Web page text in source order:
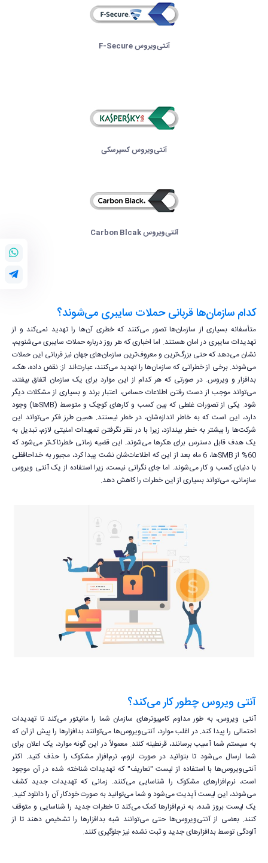
آنتی‌ویروس F-Secure
آنتی‌ویروس کسپرسکی
آنتی‌ویروس Carbon Blcak
کدام سازمان‌ها قربانی حملات سایبری می‌شوند؟
متأسفانه بسیاری از سازمان‌ها تصور می‌کنند که خطری آن‌ها را تهدید نمی‌کند و از
تهدیدات سایبری در امان هستند. اما اخباری که هر روز درباره حملات سایبری می‌شنویم،
نشان می‌دهد که حتی بزرگ‌ترین و معروف‌ترین سازمان‌های جهان نیز قربانی این حملات
می‌شوند. برخی از خطراتی که سازمان‌ها را تهدید می‌کنند، عبارت‌اند از: نقض داده، هک‌،
بدافزار و ویروس. در صورتی که هر کدام از این موارد برای یک سازمان اتفاق بیفتد،
می‌تواند موجب از دست رفتن اطلاعات حساس، اعتبار برند و بسیاری از مشکلات دیگر
شود. یکی از تصورات غلطی که بین کسب و کارهای کوچک و متوسط (SMBها) وجود
دارد، این است که به خاطر اندازه‌شان، در خطر نیستند. همین طرز فکر می‌تواند این
شرکت‌ها را بیشتر به خطر بیندازد، زیرا با در نظر نگرفتن تمهیدات امنیتی لازم، تبدیل به
یک هدف قابل دسترس برای هکرها می‌شوند. این قضیه زمانی خطرناک‌تر می‌شود که
60% از SMBها، 6 ماه بعد از این که اطلاعات‌شان نشت پیدا کرد، مجبور به خداحافظی
با دنیای کسب و کار می‌شوند. اما جای نگرانی نیست، زیرا استفاده از یک آنتی ویروس
سازمانی، می‌تواند بسیاری از این خطرات را کاهش دهد.
آنتی ویروس چطور کار می‌کند؟
آنتی ویروس، به طور مداوم کامپیوترهای سازمان شما را مانیتور می‌کند تا تهدیدات
احتمالی را پیدا کند. در اغلب موارد، آنتی‌ویروس‌ها می‌توانند بدافزارها را پیش از آن که
به سیستم شما آسیب برسانند، قرنطینه کنند. معمولاً در این گونه موارد، یک اعلان برای
شما ارسال می‌شود تا بتوانید در صورت لزوم، نرم‌افزار مشکوک را حذف کنید. اکثر
آنتی‌ویروس‌ها با استفاده از لیست "تعاریف" که تهدیدات شناخته شده در آن موجود
است، نرم‌افزارهای مشکوک را شناسایی می‌کنند. زمانی که تهدیدات جدید کشف
می‌شوند، این لیست آپدیت می‌شود و شما ‌می‌توانید به صورت خودکار آن را دانلود کنید.
یک لیست بروز شده، به نرم‌افزارها کمک می‌کند تا خطرات جدید را شناسایی و متوقف
کنند. بعضی از آنتی‌ویروس‌ها حتی می‌توانند شبه بدافزارها را تشخیص دهند تا از
آلودگی توسط بدافزارهای جدید و ثبت نشده نیز جلوگیری کنند.